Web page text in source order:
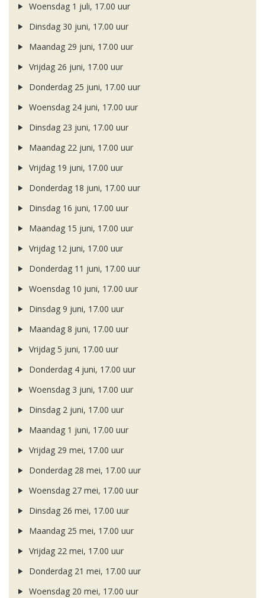
Woensdag 1 juli, 17.00 uur
Dinsdag 30 juni, 17.00 uur
Maandag 29 juni, 17.00 uur
Vrijdag 26 juni, 17.00 uur
Donderdag 25 juni, 17.00 uur
Woensdag 24 juni, 17.00 uur
Dinsdag 23 juni, 17.00 uur
Maandag 22 juni, 17.00 uur
Vrijdag 19 juni, 17.00 uur
Donderdag 18 juni, 17.00 uur
Dinsdag 16 juni, 17.00 uur
Maandag 15 juni, 17.00 uur
Vrijdag 12 juni, 17.00 uur
Donderdag 11 juni, 17.00 uur
Woensdag 10 juni, 17.00 uur
Dinsdag 9 juni, 17.00 uur
Maandag 8 juni, 17.00 uur
Vrijdag 5 juni, 17.00 uur
Donderdag 4 juni, 17.00 uur
Woensdag 3 juni, 17.00 uur
Dinsdag 2 juni, 17.00 uur
Maandag 1 juni, 17.00 uur
Vrijdag 29 mei, 17.00 uur
Donderdag 28 mei, 17.00 uur
Woensdag 27 mei, 17.00 uur
Dinsdag 26 mei, 17.00 uur
Maandag 25 mei, 17.00 uur
Vrijdag 22 mei, 17.00 uur
Donderdag 21 mei, 17.00 uur
Woensdag 20 mei, 17.00 uur